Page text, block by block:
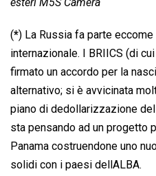
esteri M5S Camera
(*) La Russia fa parte
internazionale. I BRIICS (di
firmato un accordo per la
alternativo; si è avvicinata
piano di dedollarizzazione
sta pensando ad un progetto
Panama costruendone uno
solidi con i paesi dellALBA.